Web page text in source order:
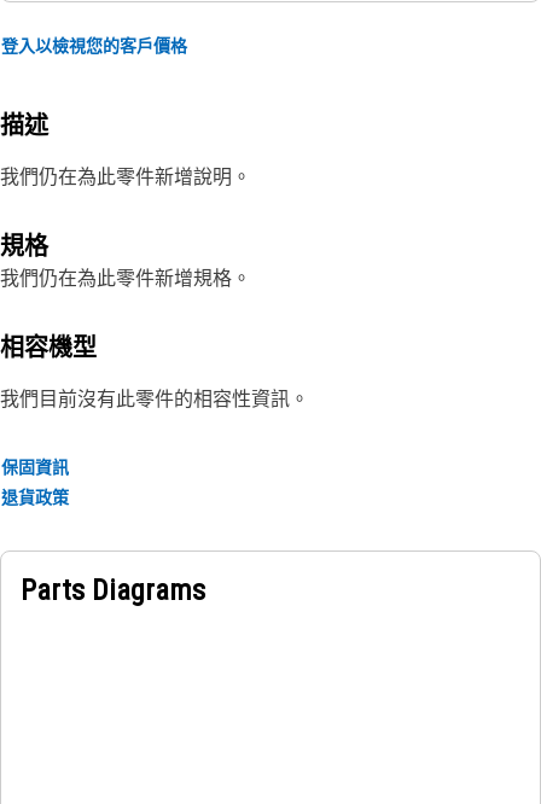
登入以檢視您的客戶價格
描述
我們仍在為此零件新增說明。
規格
我們仍在為此零件新增規格。
相容機型
我們目前沒有此零件的相容性資訊。
保固資訊
退貨政策
Parts Diagrams